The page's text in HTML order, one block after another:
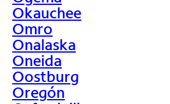
Okauchee
Omro
Onalaska
Oneida
Oostburg
Oregón